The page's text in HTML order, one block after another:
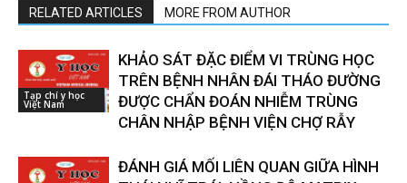
RELATED ARTICLES MORE FROM AUTHOR
Tạp chí y học
Việt Nam
KHẢO SÁT ĐẶC ĐIỂM VI TRÙNG HỌC
TRÊN BỆNH NHÂN ĐÁI THÁO ĐƯỜNG
ĐƯỢC CHẨN ĐOÁN NHIỄM TRÙNG
CHÂN NHẬP BỆNH VIỆN CHỢ RẪY
ĐÁNH GIÁ MỐI LIÊN QUAN GIỮA HÌNH